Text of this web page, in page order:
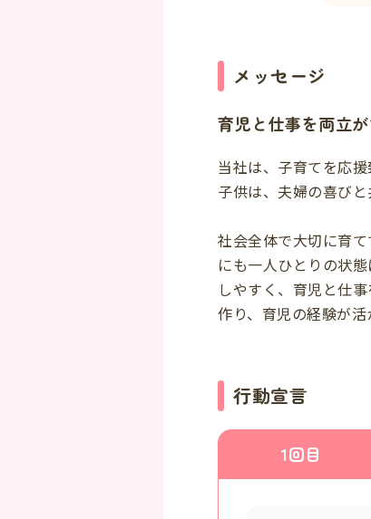
メッセージ
育児と仕事を両立
当社は、子育てを応援
子供は、夫婦の喜び
社会全体で大切に育
にも一人ひとりの状
しやすく、育児と仕
作り、育児の経験が活
行動宣言
1回目